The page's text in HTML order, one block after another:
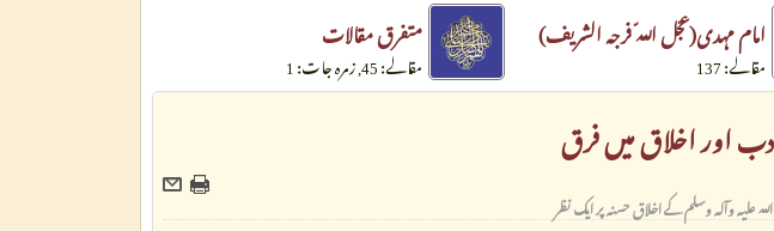
امام مہدی(عجّل اللّہ فرجہ الشریف)
مقالے: 137
متفرق مقالات
مقالے: 45, زمرہ جات: 1
اور اخلاق میں فرق
علیہ وآلہ وسلم کے اخلاق حسنہ پر ایک نظر